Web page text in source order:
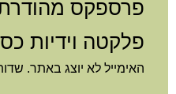
פרספקס
פלקטה וידיות כסף
האימייל לא יוצג באתר.